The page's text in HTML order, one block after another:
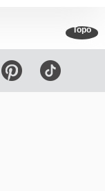
Topo